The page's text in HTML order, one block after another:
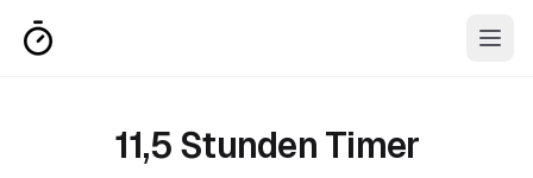
11,5 Stunden Timer